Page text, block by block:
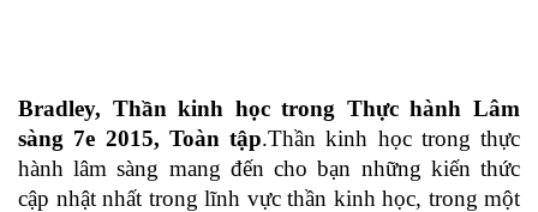
Bradley, Thần kinh học trong Thực hành Lâm
sàng 7e 2015, Toàn tập.Thần kinh học trong thực
hành lâm sàng mang đến cho bạn những kiến thức
cập nhật nhất trong lĩnh vực thần kinh học, trong một